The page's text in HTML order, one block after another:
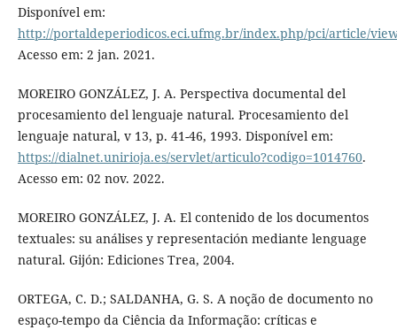
Disponível em:
http://portaldeperiodicos.eci.ufmg.br/index.php/pci/article/
Acesso em: 2 jan. 2021.
MOREIRO GONZÁLEZ, J. A. Perspectiva documental del
procesamiento del lenguaje natural. Procesamiento del
lenguaje natural, v 13, p. 41-46, 1993. Disponível em:
https://dialnet.unirioja.es/servlet/articulo?codigo=1014760.
Acesso em: 02 nov. 2022.
MOREIRO GONZÁLEZ, J. A. El contenido de los documentos
textuales: su análises y representación mediante lenguage
natural. Gijón: Ediciones Trea, 2004.
ORTEGA, C. D.; SALDANHA, G. S. A noção de documento no
espaço-tempo da Ciência da Informação: críticas e